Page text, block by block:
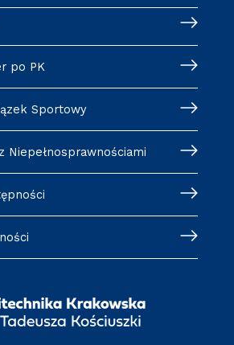
po PK
Sportowy
Niepełnosprawnościami